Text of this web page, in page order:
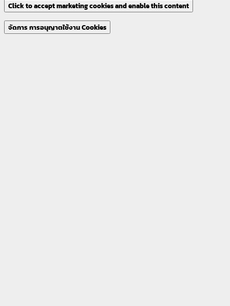
Click to accept marketing cookies and enable this content
จัดการ การอนุญาตใช้งาน Cookies